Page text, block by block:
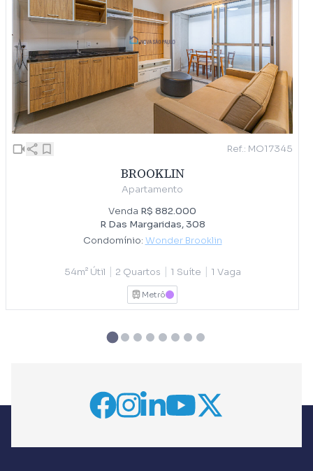
Ref.: MO17345
BROOKLIN
Apartamento
Venda R$ 882.000
R Das Margaridas, 308
Condomínio: Wonder Brooklin
54m² Útil | 2 Quartos | 1 Suíte | 1 Vaga
Metrô LILAS